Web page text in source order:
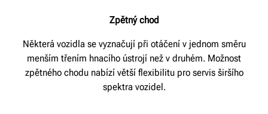
Zpětný chod
Některá vozidla se vyznačují při otáčení v jednom směru
menším třením hnacího ústrojí než v druhém. Možnost
zpětného chodu nabízí větší flexibilitu pro servis širšího
spektra vozidel.